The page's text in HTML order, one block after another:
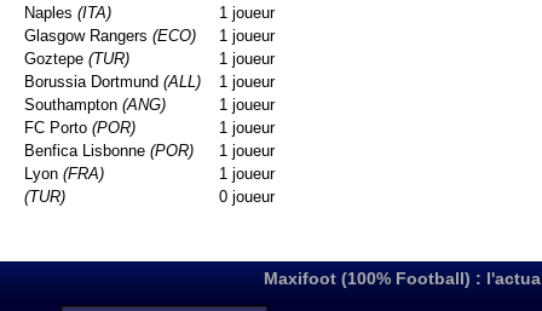
Naples (ITA)
1 joueur
Glasgow Rangers (ECO)
1 joueur
Goztepe (TUR)
1 joueur
Borussia Dortmund (ALL)
1 joueur
Southampton (ANG)
1 joueur
FC Porto (POR)
1 joueur
Benfica Lisbonne (POR)
1 joueur
Lyon (FRA)
1 joueur
(TUR)
0 joueur
Maxifoot (100% Football) :